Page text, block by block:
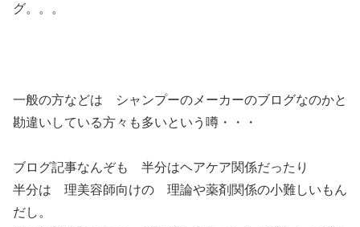
グ。。。
一般の方などは シャンプーのメーカーのブログなのかと
勘違いしている方々も多いという噂・・・
ブログ記事なんぞも 半分はヘアケア関係だったり
半分は 理美容師向けの 理論や薬剤関係の小難しいもん
だし。